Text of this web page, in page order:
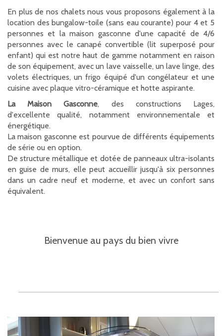
En plus de nos chalets nous vous proposons également à la
location des bungalow-toile (sans eau courante) pour 4 et 5
personnes et la maison gasconne d'une capacité de 4/6
personnes avec le canapé convertible (lit superposé pour
enfant) qui est notre haut de gamme notamment en raison
de son équipement, avec un lave vaisselle, un lave linge, des
volets électriques, un frigo équipé d'un congélateur et une
cuisine avec plaque vitro-céramique et hotte aspirante.
La Maison Gasconne, des constructions Lages,
d'excellente qualité, notamment environnementale et
énergétique.
La maison gasconne est pourvue de différents équipements
de série ou en option.
De structure métallique et dotée de panneaux ultra-isolants
en guise de murs, elle peut accueillir jusqu'à six personnes
dans un cadre neuf et moderne, et avec un confort sans
équivalent.
Bienvenue au pays du bien vivre